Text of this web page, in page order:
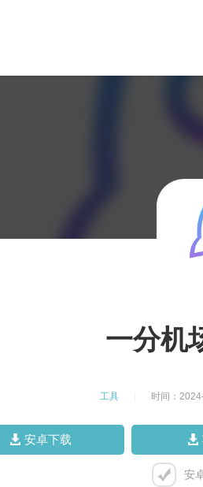
一分机
工具 时间：
安卓下载
安